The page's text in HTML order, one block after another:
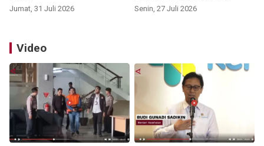
Jumat, 31 Juli 2026 Senin, 27 Juli 2026
Video